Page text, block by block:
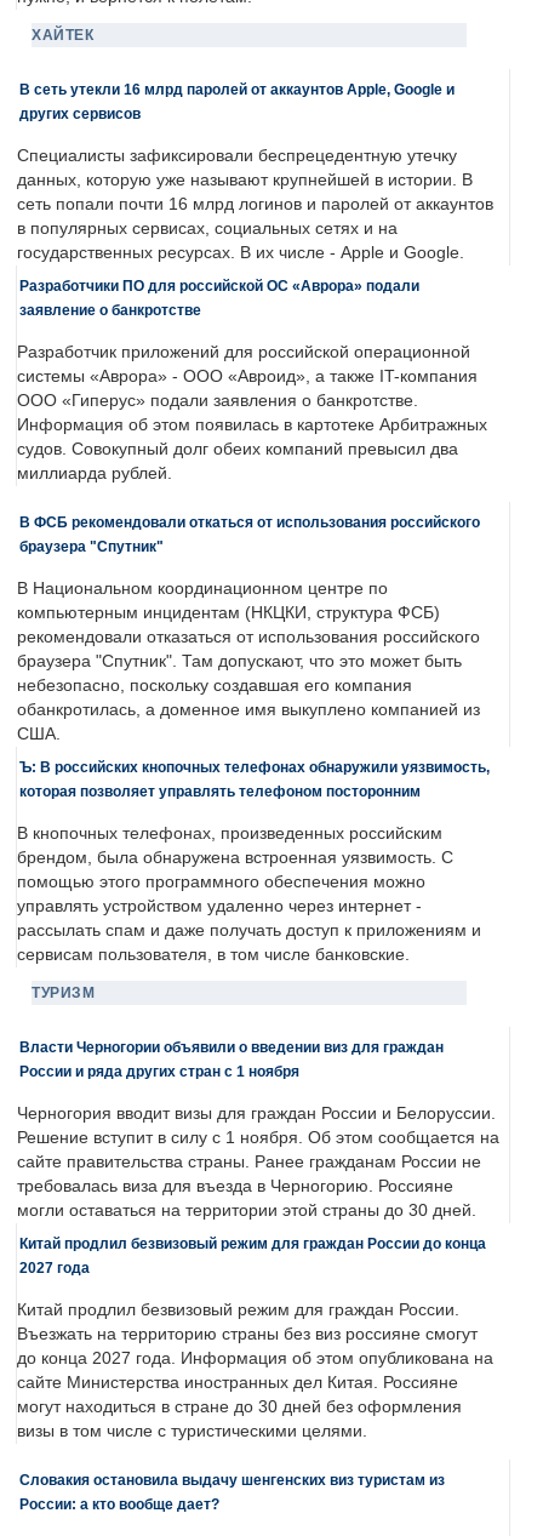
ХАЙТЕК
В сеть утекли 16 млрд паролей от аккаунтов Apple, Google и
других сервисов
Специалисты зафиксировали беспрецедентную утечку
данных, которую уже называют крупнейшей в истории. В
сеть попали почти 16 млрд логинов и паролей от аккаунтов
в популярных сервисах, социальных сетях и на
государственных ресурсах. В их числе - Apple и Google.
Разработчики ПО для российской ОС «Аврора» подали
заявление о банкротстве
Разработчик приложений для российской операционной
системы «Аврора» - ООО «Авроид», а также IT-компания
ООО «Гиперус» подали заявления о банкротстве.
Информация об этом появилась в картотеке Арбитражных
судов. Совокупный долг обеих компаний превысил два
миллиарда рублей.
В ФСБ рекомендовали откаться от использования российского
браузера "Спутник"
В Национальном координационном центре по
компьютерным инцидентам (НКЦКИ, структура ФСБ)
рекомендовали отказаться от использования российского
браузера "Спутник". Там допускают, что это может быть
небезопасно, поскольку создавшая его компания
обанкротилась, а доменное имя выкуплено компанией из
США.
Ъ: В российских кнопочных телефонах обнаружили уязвимость,
которая позволяет управлять телефоном посторонним
В кнопочных телефонах, произведенных российским
брендом, была обнаружена встроенная уязвимость. С
помощью этого программного обеспечения можно
управлять устройством удаленно через интернет -
рассылать спам и даже получать доступ к приложениям и
сервисам пользователя, в том числе банковские.
ТУРИЗМ
Власти Черногории объявили о введении виз для граждан
России и ряда других стран с 1 ноября
Черногория вводит визы для граждан России и Белоруссии.
Решение вступит в силу с 1 ноября. Об этом сообщается на
сайте правительства страны. Ранее гражданам России не
требовалась виза для въезда в Черногорию. Россияне
могли оставаться на территории этой страны до 30 дней.
Китай продлил безвизовый режим для граждан России до конца
2027 года
Китай продлил безвизовый режим для граждан России.
Въезжать на территорию страны без виз россияне смогут
до конца 2027 года. Информация об этом опубликована на
сайте Министерства иностранных дел Китая. Россияне
могут находиться в стране до 30 дней без оформления
визы в том числе с туристическими целями.
Словакия остановила выдачу шенгенских виз туристам из
России: а кто вообще дает?